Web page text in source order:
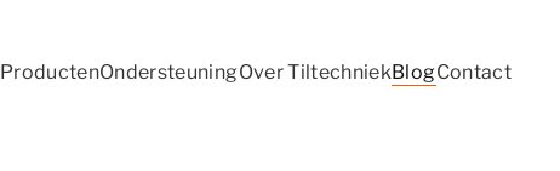
ProductenOndersteuningOver TiltechniekBlogContact